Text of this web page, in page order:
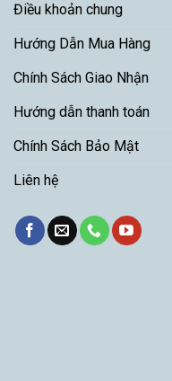
Điều khoản chung
Hướng Dẫn Mua Hàng
Chính Sách Giao Nhận
Hướng dẫn thanh toán
Chính Sách Bảo Mật
Liên hệ